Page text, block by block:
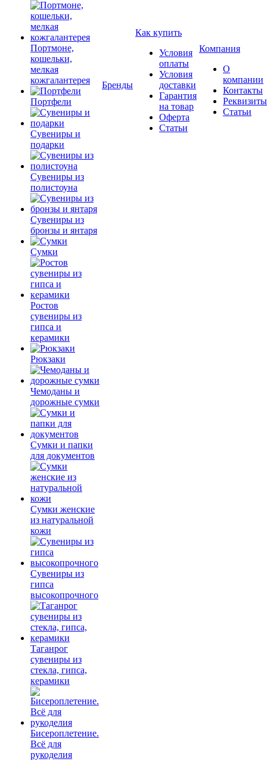
Портмоне,
кошельки,
мелкая
кожгалантерея
Портфели
Сувениры и
подарки
Сувениры из
полистоуна
Сувениры из
бронзы и янтаря
Сумки
Ростов
сувениры из
гипса и
керамики
Рюкзаки
Чемоданы и
дорожные сумки
Сумки и папки
для документов
Сумки женские
из натуральной
кожи
Сувениры из
гипса
высокопрочного
Таганрог
сувениры из
стекла, гипса,
керамики
Бисероплетение.
Всё для
рукоделия
Бренды
Как купить
Условия
оплаты
Условия
доставки
Гарантия
на товар
Оферта
Статьи
Компания
О
компании
Контакты
Реквизиты
Статьи